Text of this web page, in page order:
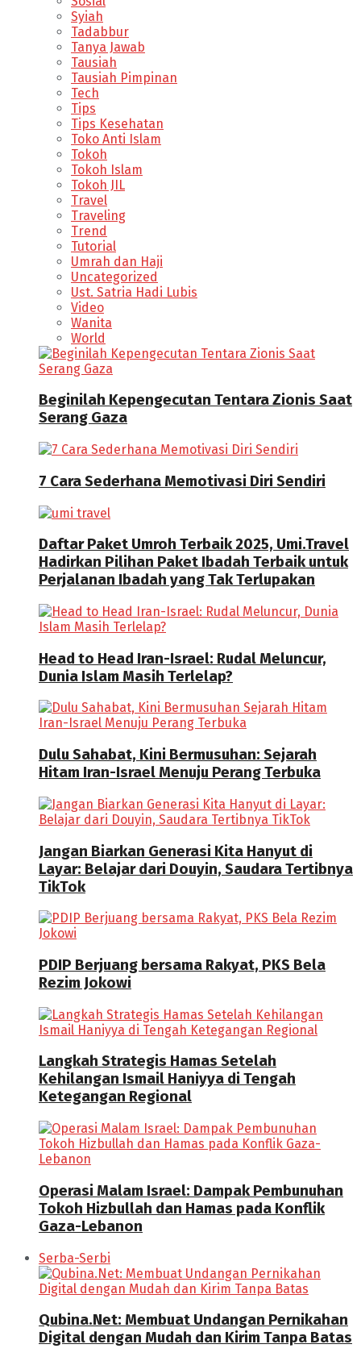
Syiah
Tadabbur
Tanya Jawab
Tausiah
Tausiah Pimpinan
Tech
Tips
Tips Kesehatan
Toko Anti Islam
Tokoh
Tokoh Islam
Tokoh JIL
Travel
Traveling
Trend
Tutorial
Umrah dan Haji
Uncategorized
Ust. Satria Hadi Lubis
Video
Wanita
World
Beginilah Kepengecutan Tentara Zionis Saat
Serang Gaza
7 Cara Sederhana Memotivasi Diri Sendiri
Daftar Paket Umroh Terbaik 2025, Umi.Travel
Hadirkan Pilihan Paket Ibadah Terbaik untuk
Perjalanan Ibadah yang Tak Terlupakan
Head to Head Iran-Israel: Rudal Meluncur,
Dunia Islam Masih Terlelap?
Dulu Sahabat, Kini Bermusuhan: Sejarah
Hitam Iran-Israel Menuju Perang Terbuka
Jangan Biarkan Generasi Kita Hanyut di
Layar: Belajar dari Douyin, Saudara Tertibnya
TikTok
PDIP Berjuang bersama Rakyat, PKS Bela
Rezim Jokowi
Langkah Strategis Hamas Setelah
Kehilangan Ismail Haniyya di Tengah
Ketegangan Regional
Operasi Malam Israel: Dampak Pembunuhan
Tokoh Hizbullah dan Hamas pada Konflik
Gaza-Lebanon
Serba-Serbi
Qubina.Net: Membuat Undangan Pernikahan
Digital dengan Mudah dan Kirim Tanpa Batas